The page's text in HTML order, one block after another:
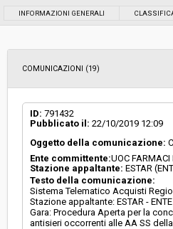
Data pubblicazione:
Svolgimento:
Responsabile attuale:
INFORMAZIONI GENERALI
COMUNICAZIONI (19)
ID: 791432
Pubblicato il: 22/10/2019 12:09
Oggetto della comunicazione:
Ente committente:UOC FARMACI
Stazione appaltante: ESTAR
Testo della comunicazione:
Sistema Telematico Acquisti
Stazione appaltante: ESTAR - ENTE
Gara: Procedura Aperta per la
antisieri occorrenti alle AA SS